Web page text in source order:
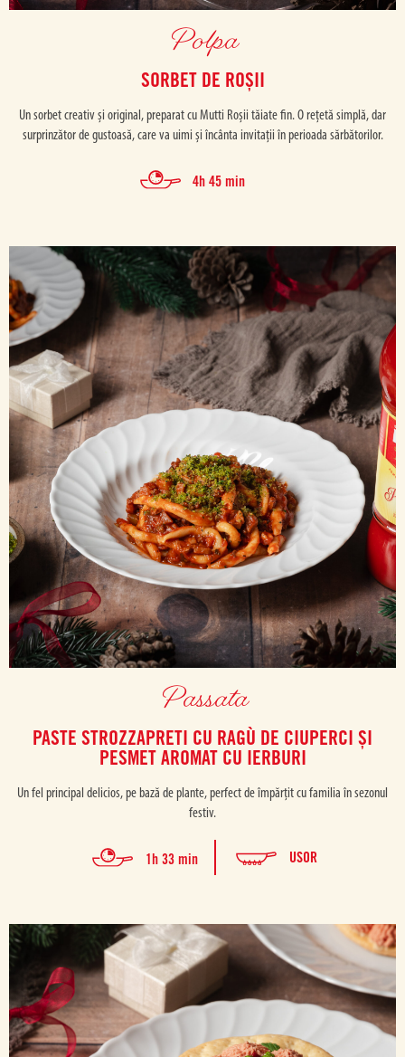
Polpa
SORBET DE ROȘII
Un sorbet creativ și original, preparat cu Mutti Roșii tăiate fin. O rețetă simplă, dar
surprinzător de gustoasă, care va uimi și încânta invitații în perioada sărbătorilor.
4h 45 min
Passata
PASTE STROZZAPRETI CU RAGÙ DE CIUPERCI ȘI
PESMET AROMAT CU IERBURI
Un fel principal delicios, pe bază de plante, perfect de împărțit cu familia în sezonul
festiv.
1h 33 min USOR